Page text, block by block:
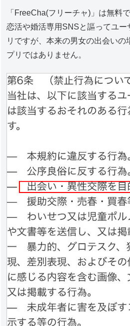
「FreeCha(フリーチャ)」は無料
恋活や婚活専用SNSと謳ってユ
リですが、本来の男女の出会いの
プリではありません。